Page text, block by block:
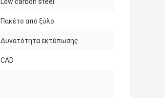
Low carbon steel
Πακέτο από ξύλο
Δυνατότητα εκτύπωσης
CAD